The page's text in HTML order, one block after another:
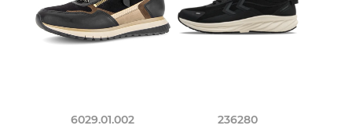
6029.01.002
236280